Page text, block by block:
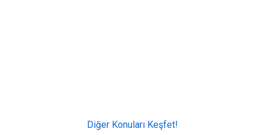
Diğer Konuları Keşfet!